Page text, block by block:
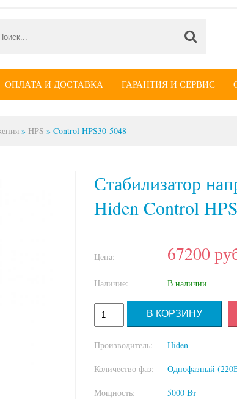
ОПЛАТА И ДОСТАВКА ГАРАНТИЯ И СЕРВИС
» HPS » Control HPS30-5048
Стабилизатор
Hiden Control
Цена: 67200
Наличие: В наличии
Производитель: Hiden
Количество фаз: Однофазный
Мощность: 5000 Вт